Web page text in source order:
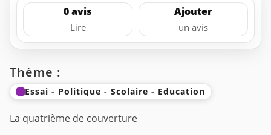
0 avis
Lire
Ajouter
un avis
Thème :
Essai - Politique - Scolaire - Education
La quatrième de couverture